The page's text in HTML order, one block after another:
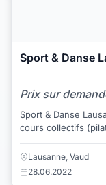
Sport & Danse
Prix sur
Sport & Danse Lausanne Centre de personal
cours collectifs
ville de
Lausanne, Vaud
28.06.2022